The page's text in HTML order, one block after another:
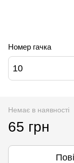
Номер гачка
10
Немає в наявності
65 грн